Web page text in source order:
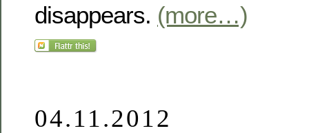
disappears. (more…)
04.11.2012